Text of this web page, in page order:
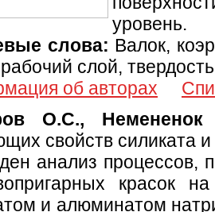
уровень.
слова: Валок,
слой,
об авторах
О.С.,
свойств силиката
анализ процессов,
красок
и алюминатом